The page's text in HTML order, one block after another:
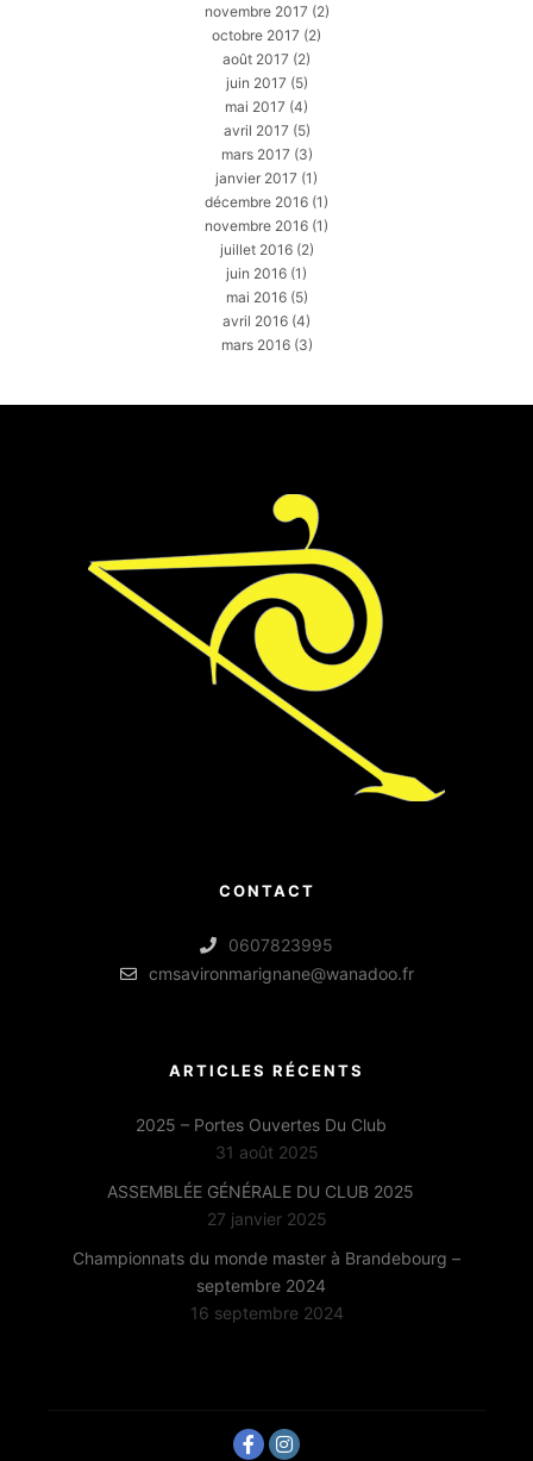
novembre 2017 (2)
octobre 2017 (2)
août 2017 (2)
juin 2017 (5)
mai 2017 (4)
avril 2017 (5)
mars 2017 (3)
janvier 2017 (1)
décembre 2016 (1)
novembre 2016 (1)
juillet 2016(2)
juin 2016 (1)
mai 2016(5)
avril 2016 (4)
mars 2016(3)
CONTACT
0607823995
cmsavironmarignane@wanadoo.fr
ARTICLES RÉCENTS
2025 – Portes Ouvertes Du Club
31 août 2025
ASSEMBLÉE GÉNÉRALE DU CLUB 2025
27 janvier 2025
Championnats du monde master à Brandebourg –
septembre 2024
16 septembre 2024